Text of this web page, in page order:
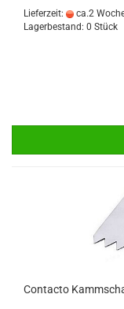
Lieferzeit: ca.2
Lagerbestand: 0 Stück
Contacto